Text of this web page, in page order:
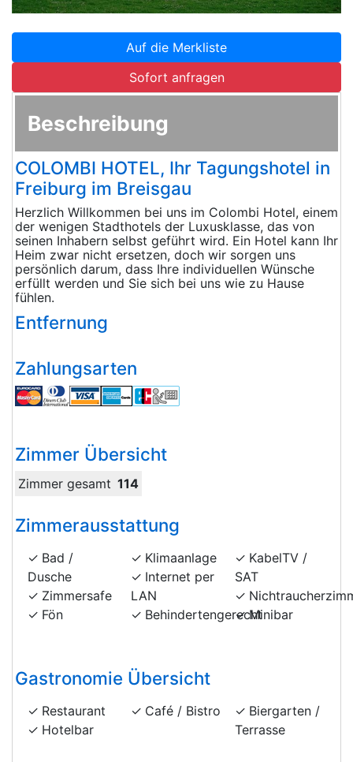
Auf die Merkliste
Sofort anfragen
Beschreibung
COLOMBI HOTEL, Ihr Tagungshotel in
Freiburg im Breisgau
Herzlich Willkommen bei uns im Colombi Hotel, einem
der wenigen Stadthotels der Luxusklasse, das von
seinen Inhabern selbst geführt wird. Ein Hotel kann Ihr
Heim zwar nicht ersetzen, doch wir sorgen uns
persönlich darum, dass Ihre individuellen Wünsche
erfüllt werden und Sie sich bei uns wie zu Hause
fühlen.
Entfernung
Zahlungsarten
Zimmer Übersicht
Zimmer gesamt 114
Zimmerausstattung
Bad /
Dusche
Zimmersafe
Fön
Klimaanlage
Internet per
LAN
Behindertengerecht
KabelTV /
SAT
Minibar
Gastronomie Übersicht
Restaurant
Hotelbar
Café / Bistro
Biergarten /
Terrasse